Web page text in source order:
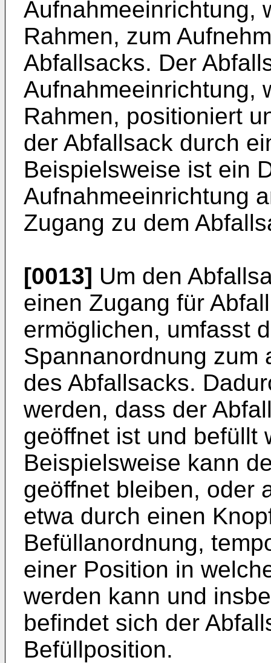
Aufnahmeeinrichtung,
Rahmen, zum
Abfallsacks. Der
Aufnahmeeinrichtung,
Rahmen, positioniert
der Abfallsack durch
Beispielsweise ist ein
Aufnahmeeinrichtung
Zugang zu dem
[0013] Um den
einen Zugang für
ermöglichen, umfasst
Spannanordnung zum
des Abfallsacks.
werden, dass der
geöffnet ist und befüllt
Beispielsweise kann
geöffnet bleiben, oder
etwa durch einen
Befüllanordnung,
einer Position in
werden kann und
befindet sich der
Befüllposition.